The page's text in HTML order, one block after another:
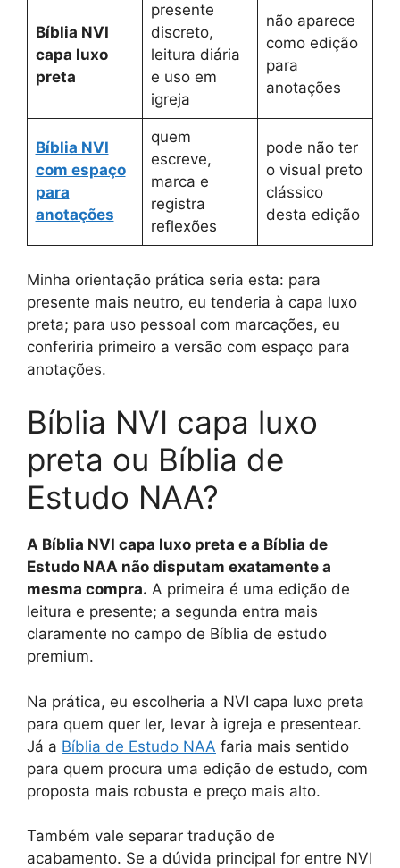
Bíblia NVI
capa luxo
preta
presente
discreto,
leitura diária
e uso em
igreja
não aparece
como edição
para
anotações
Bíblia NVI
com espaço
para
anotações
quem
escreve,
marca e
registra
reflexões
pode não ter
o visual preto
clássico
desta edição
Minha orientação prática seria esta: para
presente mais neutro, eu tenderia à capa luxo
preta; para uso pessoal com marcações, eu
conferiria primeiro a versão com espaço para
anotações.
Bíblia NVI capa luxo
preta ou Bíblia de
Estudo NAA?
A Bíblia NVI capa luxo preta e a Bíblia de
Estudo NAA não disputam exatamente a
mesma compra. A primeira é uma edição de
leitura e presente; a segunda entra mais
claramente no campo de Bíblia de estudo
premium.
Na prática, eu escolheria a NVI capa luxo preta
para quem quer ler, levar à igreja e presentear.
Já a Bíblia de Estudo NAA faria mais sentido
para quem procura uma edição de estudo, com
proposta mais robusta e preço mais alto.
Também vale separar tradução de
acabamento. Se a dúvida principal for entre NVI